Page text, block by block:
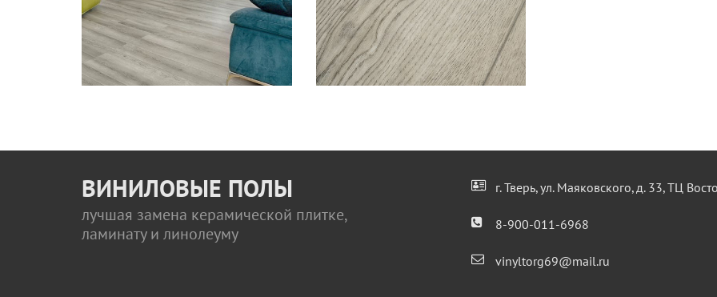
ВИНИЛОВЫЕ ПОЛЫ
лучшая замена керамической плитке,
ламинату и линолеуму
г. Тверь, ул. Маяковского, д. 33, ТЦ
8-900-011-6968
vinyltorg69@mail.ru